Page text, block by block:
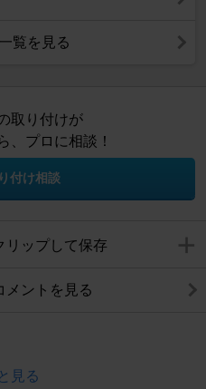
覧を見る
取り付けが
、プロに相談！
付け相談
リップして保存
メントを見る
見る